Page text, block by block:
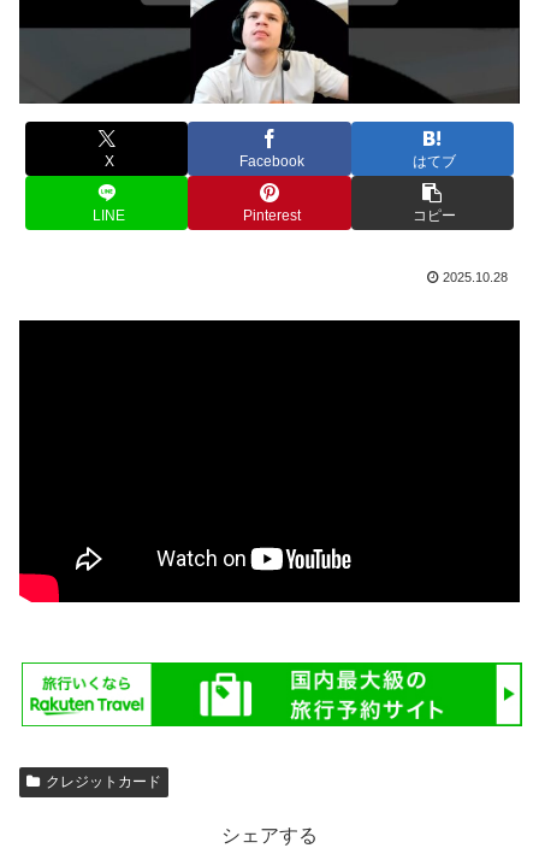
X Facebook はてブ
LINE Pinterest コピー
2025.10.28
クレジットカード
シェアする